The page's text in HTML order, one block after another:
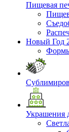
Пищевая
Новый Год
Украшения